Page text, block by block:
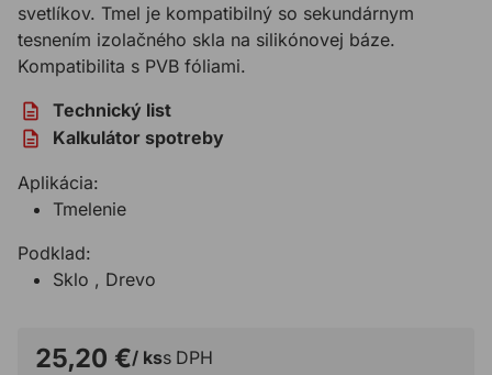
svetlíkov. Tmel je kompatibilný so sekundárnym
tesnením izolačného skla na silikónovej báze.
Kompatibilita s PVB fóliami.
Technický list
Kalkulátor spotreby
Aplikácia:
Tmelenie
Podklad:
Sklo , Drevo
25,20 €/ kss DPH